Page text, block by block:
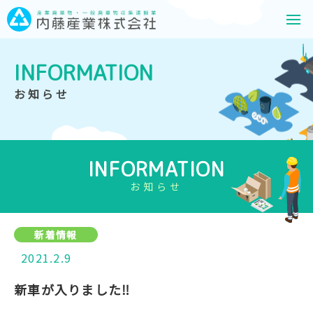
INFORMATION
お知らせ
INFORMATION
お知らせ
新着情報
2021.2.9
新車が入りました‼